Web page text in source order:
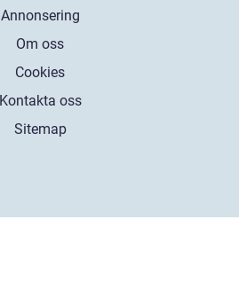
Annonsering
Om oss
Cookies
Kontakta oss
Sitemap